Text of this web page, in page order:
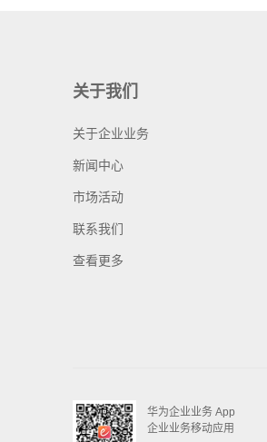
关于我们
关于企业业务
新闻中心
市场活动
联系我们
查看更多
华为企业业务 App
企业业务移动应用